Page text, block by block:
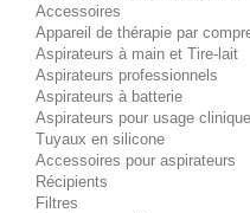
Accessoires
Appareil de thérapie par
Aspirateurs à main et Tire-lait
Aspirateurs professionnels
Aspirateurs à batterie
Aspirateurs pour usage clinique
Tuyaux en silicone
Accessoires pour aspirateurs
Récipients
Filtres